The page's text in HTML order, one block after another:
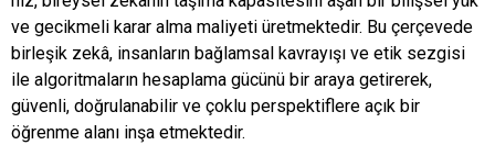
ve gecikmeli karar alma maliyeti üretmektedir. Bu çerçevede
birleşik zekâ, insanların bağlamsal kavrayışı ve etik sezgisi
ile algoritmaların hesaplama gücünü bir araya getirerek,
güvenli, doğrulanabilir ve çoklu perspektiflere açık bir
öğrenme alanı inşa etmektedir.